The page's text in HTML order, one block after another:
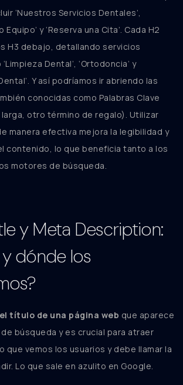
‘Nuestros Servicios Dentales’,
y ‘Reserva una Cita’. Cada H2
H3 debajo, detallando servicios
Dental’, ‘Ortodoncia’ y
Y así podríamos ir abriendo las
conocidas como Palabras Clave
larga, otro término de regalo). Utilizar
manera efectiva mejora la legibilidad y
contenido, lo que beneficia tanto a los
motores de búsqueda.
y Meta Description:
dónde los
título de una página web que aparece
búsqueda y es crucial para atraer
que vemos los usuarios y debe llamar la
Lo que sale en azulito en Google.